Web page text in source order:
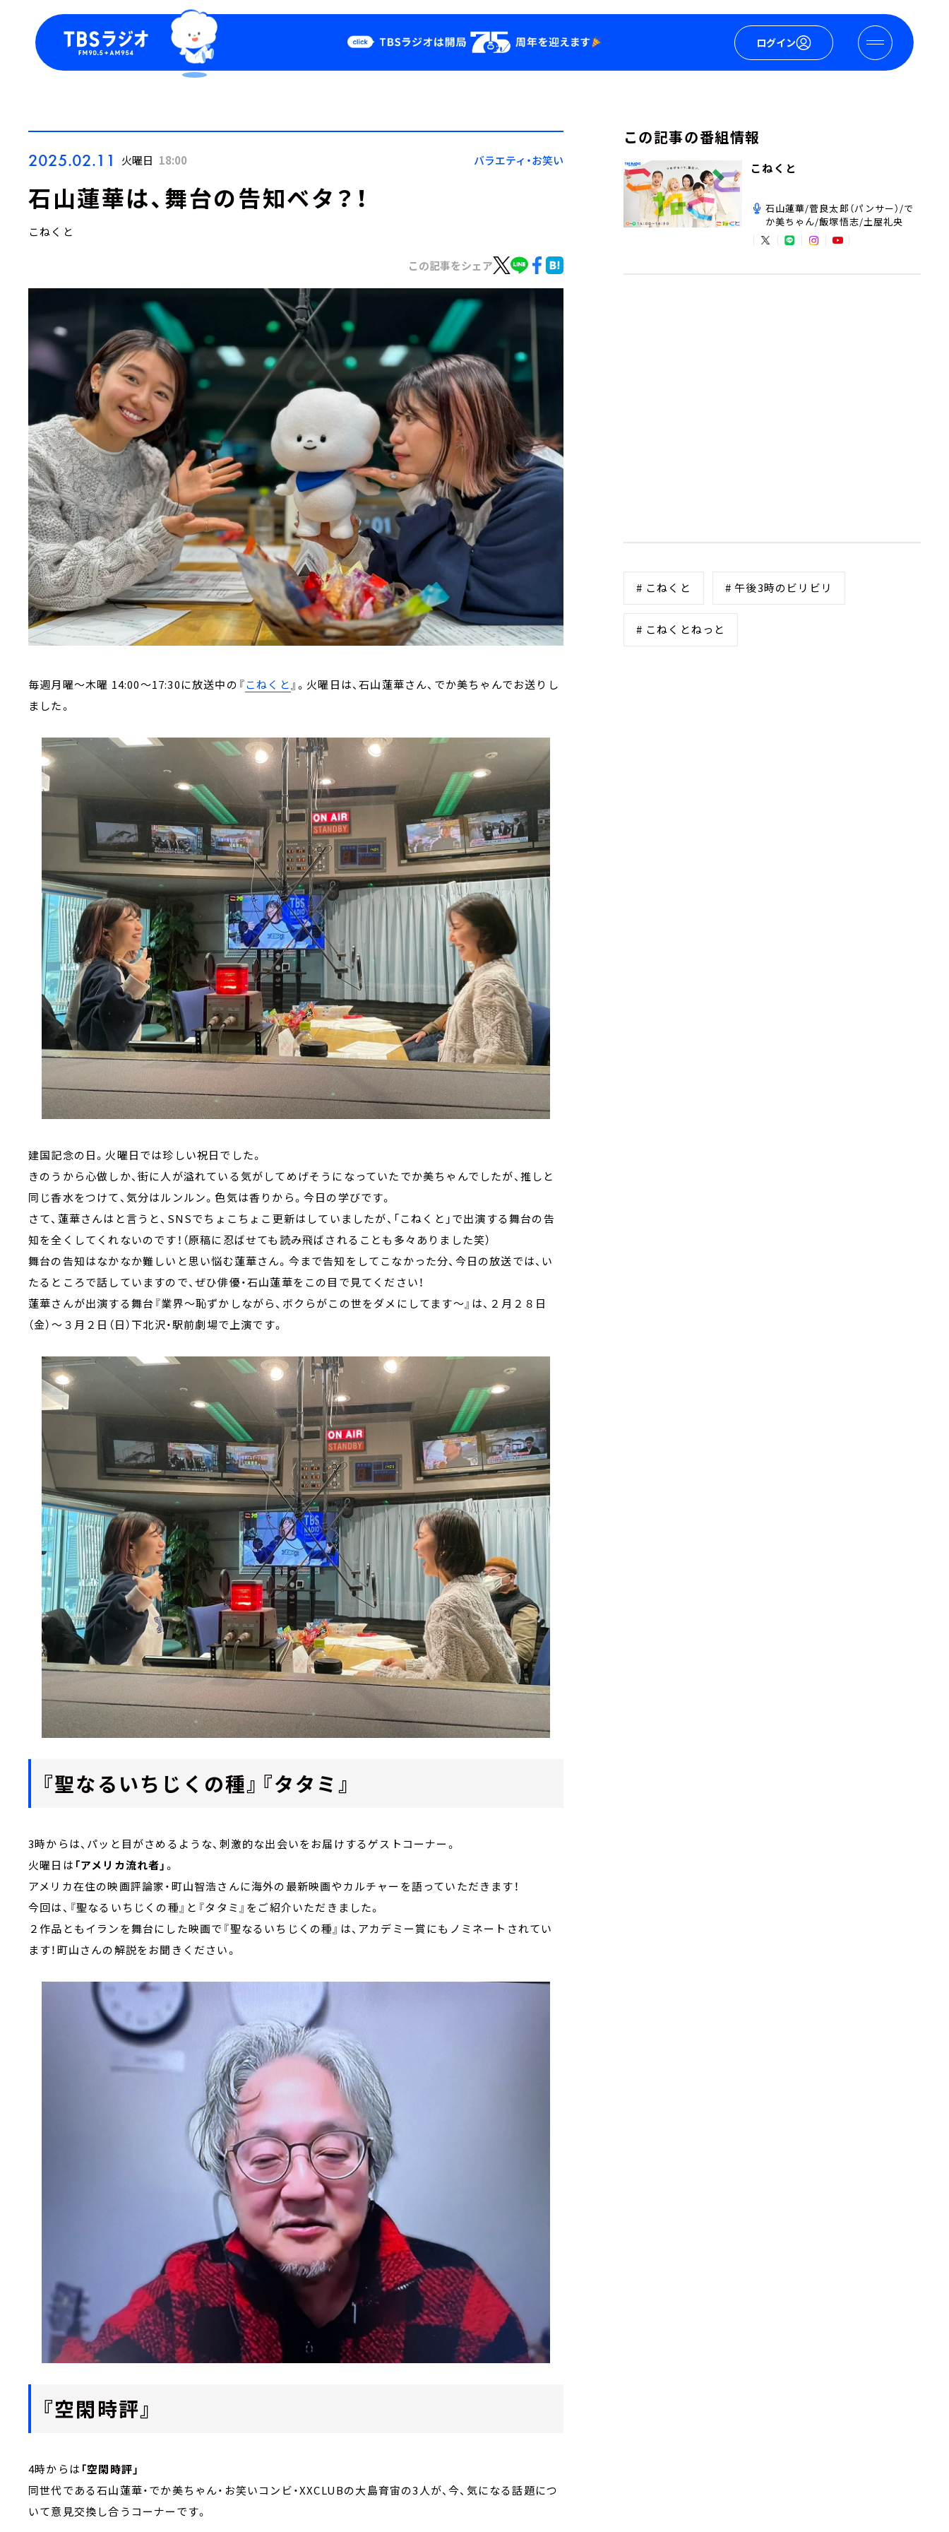
ログイン
Podcast
YouTube
会社情報
2025.02.11 火曜日 18:00 バラエティ・お笑い
石山蓮華は、舞台の告知ベタ？！
こねくと
この記事をシェア
毎週月曜～木曜 14:00～17:30に放送中の『こねくと 』。火曜日は、石山蓮華さん、でか美ちゃんでお送りし
ました。
建国記念の日。火曜日では珍しい祝日でした。
きのうから心做しか、街に人が溢れている気がしてめげそうになっていたでか美ちゃんでしたが、推しと
同じ香水をつけて、気分はルンルン。色気は香りから。今日の学びです。
さて、蓮華さんはと言うと、SNSでちょこちょこ更新はしていましたが、「こねくと」で出演する舞台の告
知を全くしてくれないのです！（原稿に忍ばせても読み飛ばされることも多々ありました笑）
舞台の告知はなかなか難しいと思い悩む蓮華さん。今まで告知をしてこなかった分、今日の放送では、い
たるところで話していますので、ぜひ俳優・石山蓮華をこの目で見てください！
蓮華さんが出演する舞台『業界～恥ずかしながら、ボクらがこの世をダメにしてます～』は、２月２８日
（金）～３月２日（日）下北沢・駅前劇場で上演です。
『聖なるいちじくの種』『タタミ』
3時からは、パッと目がさめるような、刺激的な出会いをお届けするゲストコーナー。
火曜日は 「アメリカ流れ者」。
アメリカ在住の映画評論家・町山智浩さんに海外の最新映画やカルチャーを語っていただきます！
今回は、『聖なるいちじくの種』と『タタミ』をご紹介いただきました。
２作品ともイランを舞台にした映画で『聖なるいちじくの種』は、アカデミー賞にもノミネートされてい
ます！町山さんの解説をお聞きください。
『空閑時評』
4時からは 「空閑時評」
同世代である石山蓮華・でか美ちゃん・お笑いコンビ・XXCLUBの大島育宙の3人が、今、気になる話題につ
いて意見交換し合うコーナーです。
この記事の番組情報
こねくと
石山蓮華/菅良太郎（パンサー）/で
か美ちゃん/飯塚悟志/土屋礼央
# こねくと # 午後3時のビリビリ
# こねくとねっと